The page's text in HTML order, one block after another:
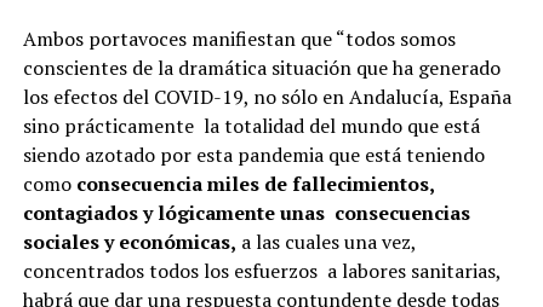
Ambos portavoces manifiestan que “todos somos
conscientes de la dramática situación que ha generado
los efectos del COVID-19, no sólo en Andalucía, España
sino prácticamente la totalidad del mundo que está
siendo azotado por esta pandemia que está teniendo
como consecuencia miles de fallecimientos,
contagiados y lógicamente unas consecuencias
sociales y económicas, a las cuales una vez,
concentrados todos los esfuerzos a labores sanitarias,
habrá que dar una respuesta contundente desde todas